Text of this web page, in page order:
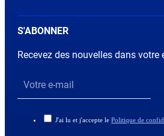
S'ABONNER
Recevez des nouvelles dans votre
J'ai lu et j'accepte lePolitique de